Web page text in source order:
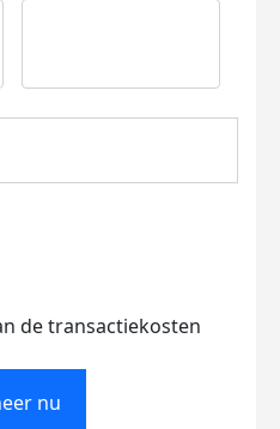
de transactiekosten
nu